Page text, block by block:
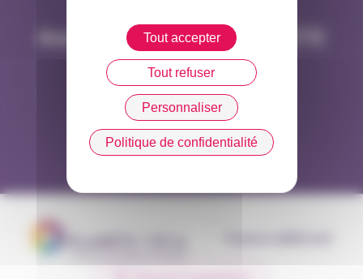
Annuaire de l'équipe PLANETE
CSCA
Consulter l'annuaire
Tout accepter
Tout refuser
Personnaliser
Politique de confidentialité